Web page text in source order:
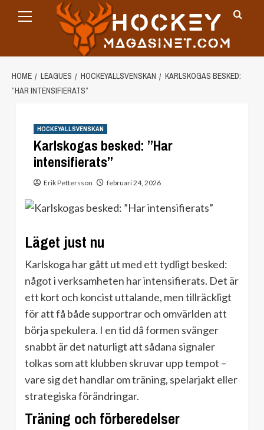
Menu
HOME LEAGUES HOCKEYALLSVENSKAN
KARLSKOGAS BESKED:
”HAR INTENSIFIERATS”
HOCKEYALLSVENSKAN
Karlskogas besked: ”Har
intensifierats”
Erik Pettersson februari 24, 2026
Läget just nu
Karlskoga har gått ut med ett tydligt besked:
något i verksamheten har intensifierats. Det är
ett kort och koncist uttalande, men tillräckligt
för att få både supportrar och omvärlden att
börja spekulera. I en tid då formen svänger
snabbt är det naturligt att sådana signaler
tolkas som att klubben skruvar upp tempot –
vare sig det handlar om träning, spelarjakt eller
strategiska förändringar.
Träning och förberedelser